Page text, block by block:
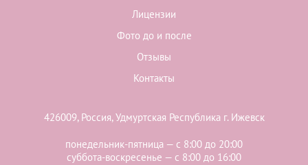
Лицензии
Фото до и после
Отзывы
Контакты
426009, Россия, Удмуртская Республика г. Ижевск
понедельник-пятница — с 8:00 до 20:00
суббота-воскресенье — с 8:00 до 16:00